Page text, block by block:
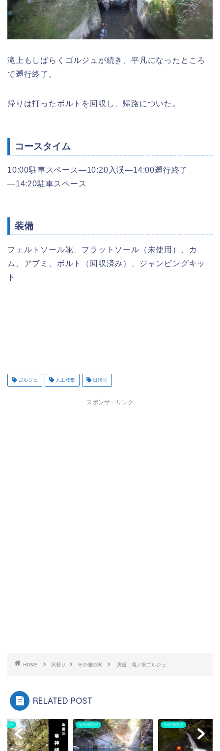
滝上もしばらくゴルジュが続き、平凡になったところ
で遡行終了。
帰りは打ったボルトを回収し、帰路についた。
コースタイム
10:00駐車スペース―10:20入渓―14:00遡行終了
―14:20駐車スペース
装備
フェルトソール靴、フラットソール（未使用）、カ
ム、アブミ、ボルト（回収済み）、ジャンピングキッ
ト
ゴルジュ 人工登攀 日帰り
スポンサーリンク
HOME 沢登り その他の沢 房総 滝ノ沢ゴルジュ
RELATED POST
の沢 その他の沢 その他の沢